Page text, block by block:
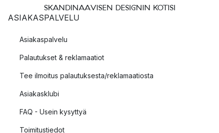
SKANDINAAVISEN DESIGNIN KOTISI
ASIAKASPALVELU
Asiakaspalvelu
Palautukset & reklamaatiot
Tee ilmoitus palautuksesta/reklamaatiosta
Asiakasklubi
FAQ - Usein kysyttyä
Toimitustiedot